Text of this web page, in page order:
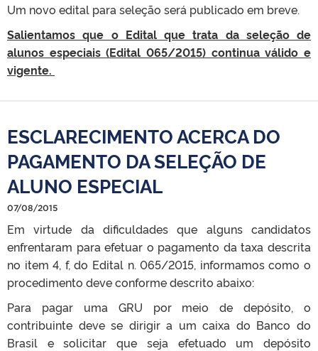
Um novo edital para seleção será publicado em breve.
Salientamos que o Edital que trata da seleção de
alunos especiais (Edital 065/2015) continua válido e
vigente.
ESCLARECIMENTO ACERCA DO
PAGAMENTO DA SELEÇÃO DE
ALUNO ESPECIAL
07/08/2015
Em virtude da dificuldades que alguns candidatos
enfrentaram para efetuar o pagamento da taxa descrita
no item 4, f, do Edital n. 065/2015, informamos como o
procedimento deve conforme descrito abaixo:
Para pagar uma GRU por meio de depósito, o
contribuinte deve se dirigir a um caixa do Banco do
Brasil e solicitar que seja efetuado um depósito